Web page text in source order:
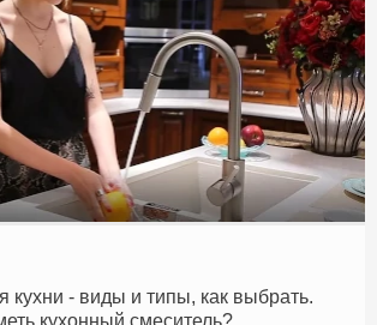
кухни - виды и типы, как выбрать.
кухонный смеситель?